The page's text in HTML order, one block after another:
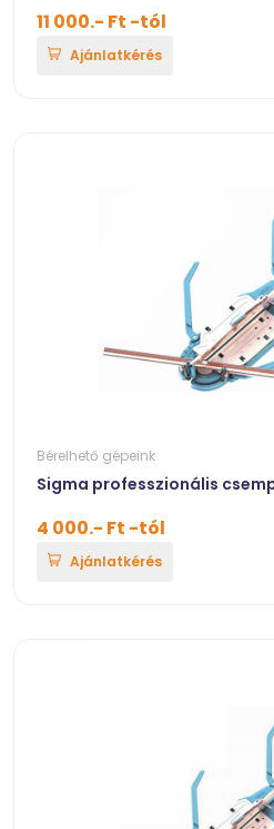
11 000.- Ft -tól
Ajánlatkérés
Bérelhető gépeink
Sigma professzionális
4 000.- Ft -tól
Ajánlatkérés